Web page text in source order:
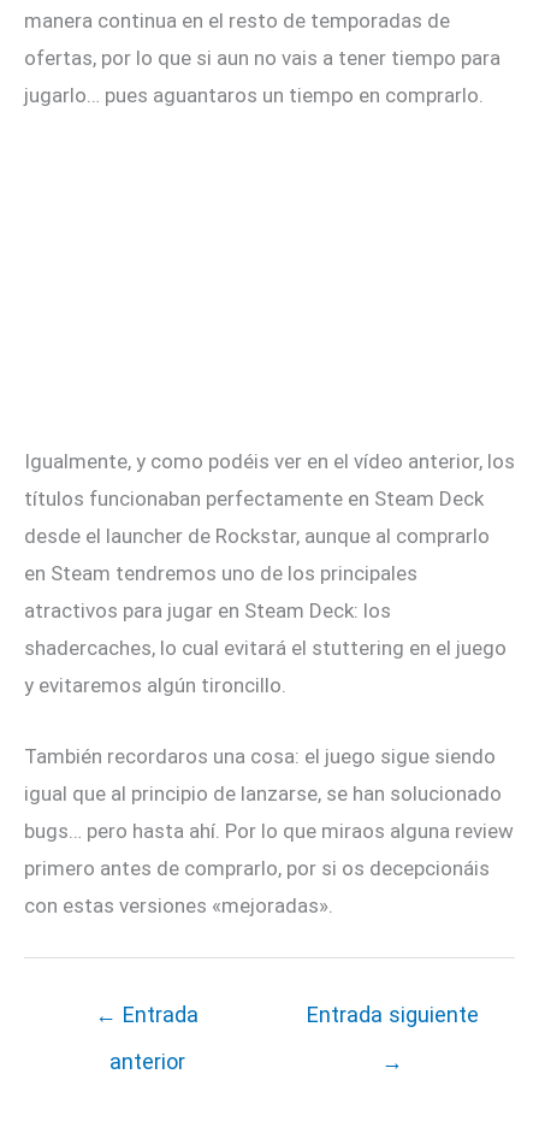
manera continua en el resto de temporadas de
ofertas, por lo que si aun no vais a tener tiempo para
jugarlo… pues aguantaros un tiempo en comprarlo.
Igualmente, y como podéis ver en el vídeo anterior, los
títulos funcionaban perfectamente en Steam Deck
desde el launcher de Rockstar, aunque al comprarlo
en Steam tendremos uno de los principales
atractivos para jugar en Steam Deck: los
shadercaches, lo cual evitará el stuttering en el juego
y evitaremos algún tironcillo.
También recordaros una cosa: el juego sigue siendo
igual que al principio de lanzarse, se han solucionado
bugs… pero hasta ahí. Por lo que miraos alguna review
primero antes de comprarlo, por si os decepcionáis
con estas versiones «mejoradas».
← Entrada
anterior
Entrada siguiente
→